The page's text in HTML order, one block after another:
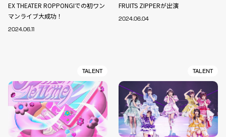
EX THEATER ROPPONGIでの初ワン
マンライブ大成功！
2024.06.11
FRUITS ZIPPERが出演
2024.06.04
TALENT TALENT